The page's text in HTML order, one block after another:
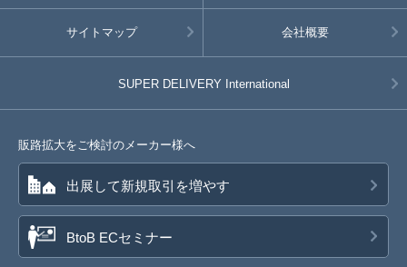
サイトマップ 会社概要
SUPER DELIVERY International
販路拡大をご検討のメーカー様へ
出展して新規取引を増やす
BtoB ECセミナー